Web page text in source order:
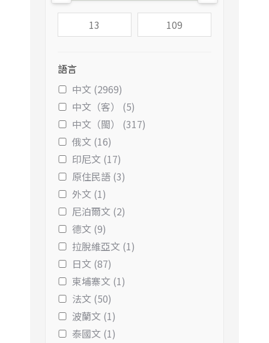
語言
中文 (2969)
中文（客） (5)
中文（閩） (317)
俄文 (16)
印尼文 (17)
原住民語 (3)
外文 (1)
尼泊爾文 (2)
德文 (9)
拉脫維亞文 (1)
日文 (87)
柬埔寨文 (1)
法文 (50)
波蘭文 (1)
泰國文 (1)